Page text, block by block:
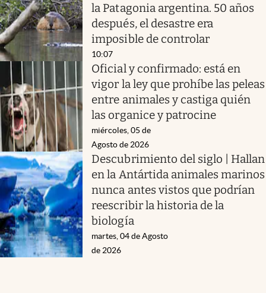
la Patagonia argentina. 50 años
después, el desastre era
imposible de controlar
10:07
Oficial y confirmado: está en
vigor la ley que prohíbe las peleas
entre animales y castiga quién
las organice y patrocine
miércoles, 05 de
Agosto de 2026
Descubrimiento del siglo | Hallan
en la Antártida animales marinos
nunca antes vistos que podrían
reescribir la historia de la
biología
martes, 04 de Agosto
de 2026